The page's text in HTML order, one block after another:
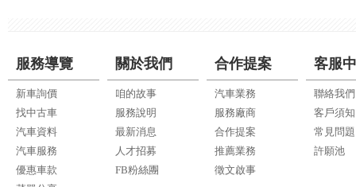
位儀表板，整合了許
式，導航地圖也可以
中控台9吋多媒體大螢
實體按鍵，讓內裝整
台的螢幕搞定，而且
中一項最讓我驚訝，
音響，真是超級享受
形狀變得更為扁長銳
屬也同車頭設計，延
置，看起來也很帥
21.7kgm扭力。雖然
操駕，不然作為退休
不管是經過坑洞的響
好，車室內相當安靜
幕與包覆性很好的皮
央扶手、方向盤以及
價車的廉價感。 整
停，這大概也是目前
備。只要是車速介於
服務導覽
新車詢價
找中古車
汽車資料
汽車服務
優惠車款
關於我們
咱的故事
服務說明
最新消息
人才招募
FB粉絲團
合作提案
汽車業務
服務廠商
合作提案
推薦業務
徵文啟事
客服
聯絡我們
客戶須知
常見問題
許願池